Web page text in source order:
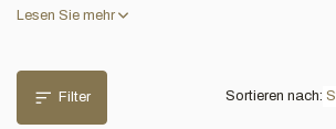
Lesen Sie mehr
Filter Sortieren nach: